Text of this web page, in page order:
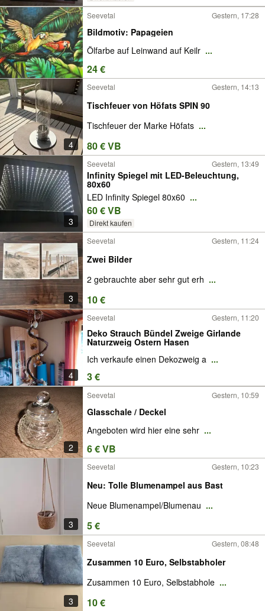
Seevetal
Gestern, 17:28
Bildmotiv: Papageien
Ölfarbe auf Leinwand auf Keilr ...
24 €
4
Seevetal Gestern, 14:13
Tischfeuer von Höfats SPIN 90
Tischfeuer der Marke Höfats ...
80 € VB
3
Seevetal Gestern, 13:49
Infinity Spiegel mit LED-Beleuchtung,
80x60
LED Infinity Spiegel 80x60 ...
60 € VB
Direkt kaufen
3
Seevetal Gestern, 11:24
Zwei Bilder
2 gebrauchte aber sehr gut erh ...
10 €
4
Seevetal Gestern, 11:20
Deko Strauch Bündel Zweige Girlande
Naturzweig Ostern Hasen
Ich verkaufe einen Dekozweig a ...
3 €
2
Seevetal Gestern, 10:59
Glasschale / Deckel
Angeboten wird hier eine sehr ...
6 € VB
3
Seevetal Gestern, 10:23
Neu: Tolle Blumenampel aus Bast
Neue Blumenampel/Blumenau ...
5 €
3
Seevetal Gestern, 08:48
Zusammen 10 Euro, Selbstabholer
Zusammen 10 Euro, Selbstabhole ...
10 €